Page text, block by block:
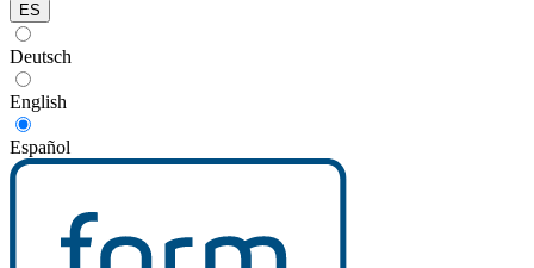
ES
Deutsch
English
Español